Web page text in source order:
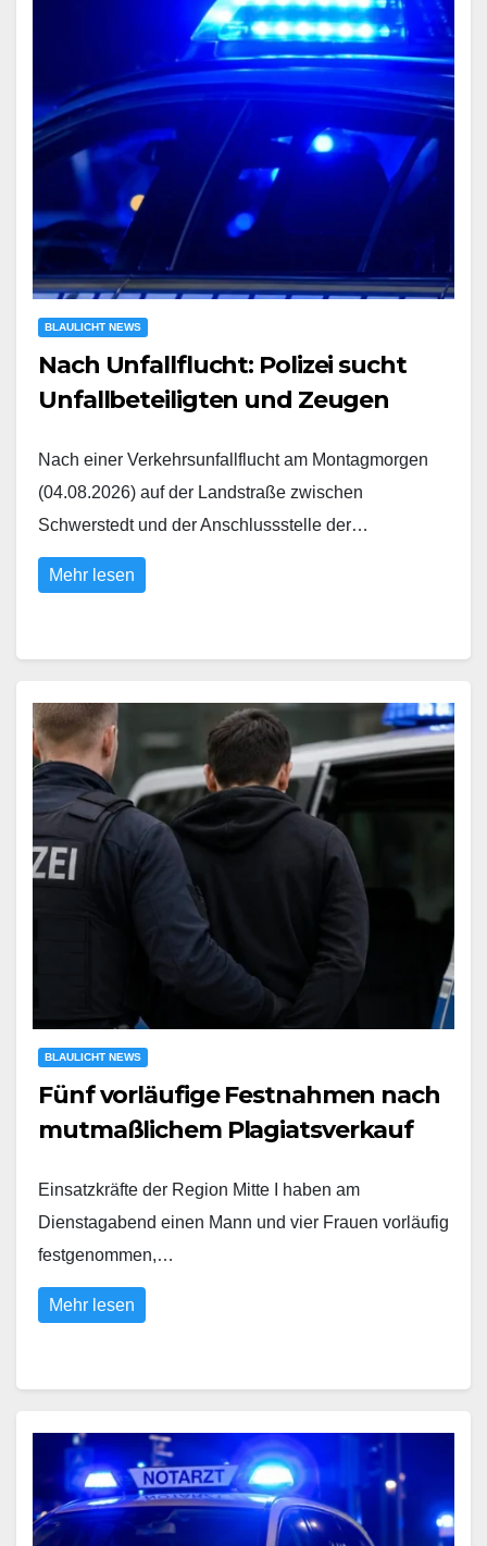
BLAULICHT NEWS
Nach Unfallflucht: Polizei sucht
Unfallbeteiligten und Zeugen
Nach einer Verkehrsunfallflucht am Montagmorgen
(04.08.2026) auf der Landstraße zwischen
Schwerstedt und der Anschlussstelle der…
Mehr lesen
BLAULICHT NEWS
Fünf vorläufige Festnahmen nach
mutmaßlichem Plagiatsverkauf
Einsatzkräfte der Region Mitte I haben am
Dienstagabend einen Mann und vier Frauen vorläufig
festgenommen,…
Mehr lesen